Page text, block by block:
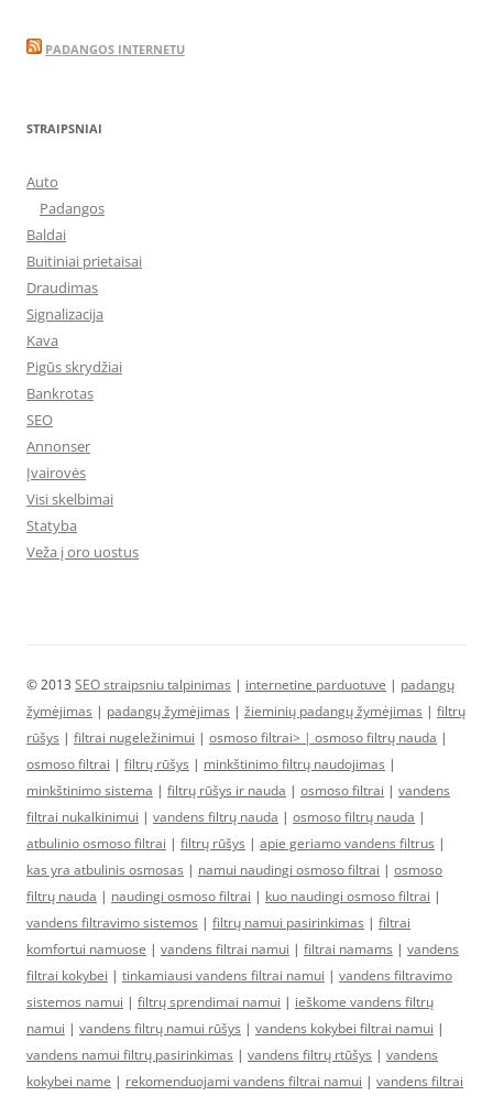
PADANGOS INTERNETU
STRAIPSNIAI
Auto
Padangos
Baldai
Buitiniai prietaisai
Draudimas
Signalizacija
Kava
Pigūs skrydžiai
Bankrotas
SEO
Annonser
Įvairovės
Visi skelbimai
Statyba
Veža į oro uostus
© 2013 SEO straipsniu talpinimas | internetine parduotuve | padangų
žymėjimas | padangų žymėjimas | žieminių padangų žymėjimas | filtrų
rūšys | filtrai nugeležinimui | osmoso filtrai> | osmoso filtrų nauda |
osmoso filtrai | filtrų rūšys | minkštinimo filtrų naudojimas |
minkštinimo sistema | filtrų rūšys ir nauda | osmoso filtrai | vandens
filtrai nukalkinimui | vandens filtrų nauda | osmoso filtrų nauda |
atbulinio osmoso filtrai | filtrų rūšys | apie geriamo vandens filtrus |
kas yra atbulinis osmosas | namui naudingi osmoso filtrai | osmoso
filtrų nauda | naudingi osmoso filtrai | kuo naudingi osmoso filtrai |
vandens filtravimo sistemos | filtrų namui pasirinkimas | filtrai
komfortui namuose | vandens filtrai namui | filtrai namams | vandens
filtrai kokybei | tinkamiausi vandens filtrai namui | vandens filtravimo
sistemos namui | filtrų sprendimai namui | ieškome vandens filtrų
namui | vandens filtrų namui rūšys | vandens kokybei filtrai namui |
vandens namui filtrų pasirinkimas | vandens filtrų rtūšys | vandens
kokybei name | rekomenduojami vandens filtrai namui | vandens filtrai